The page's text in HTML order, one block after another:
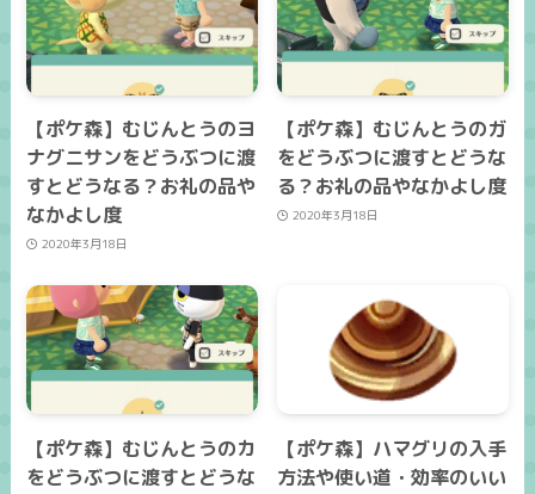
【ポケ森】むじんとうのヨ
ナグニサンをどうぶつに渡
すとどうなる？お礼の品や
なかよし度
2020年3月18日
【ポケ森】むじんとうのガ
をどうぶつに渡すとどうな
る？お礼の品やなかよし度
2020年3月18日
【ポケ森】むじんとうのカ
をどうぶつに渡すとどうな
【ポケ森】ハマグリの入手
方法や使い道・効率のいい